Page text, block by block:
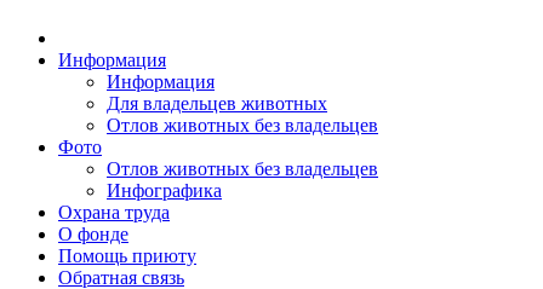
Информация
Информация
Для владельцев животных
Отлов животных без владельцев
Фото
Отлов животных без владельцев
Инфографика
Охрана труда
О фонде
Помощь приюту
Обратная связь